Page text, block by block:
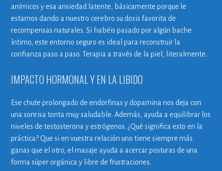
anímicos y esa ansiedad latente, básicamente porque le
estamos dando a nuestro cerebro su dosis favorita de
recompensas naturales. Si habéis pasado por algún bache
íntimo, este entorno seguro es ideal para reconstruir la
confianza paso a paso. Terapia a través de la piel, literalmente.
IMPACTO HORMONAL Y EN LA LIBIDO
Ese chute prolongado de endorfinas y dopamina nos deja con
una sonrisa tonta muy saludable. Además, ayuda a equilibrar los
niveles de testosterona y estrógenos. ¿Qué significa esto en la
práctica? Que si en vuestra relación uno tiene siempre más
ganas que el otro, el masaje ayuda a acercar posturas de una
forma súper orgánica y libre de frustraciones.